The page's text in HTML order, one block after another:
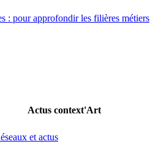
: pour approfondir les filières métiers
Actus context'Art
et actus